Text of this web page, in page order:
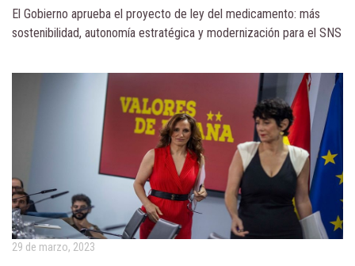
El Gobierno aprueba el proyecto de ley del medicamento: más
sostenibilidad, autonomía estratégica y modernización para el SNS
29 de marzo, 2023